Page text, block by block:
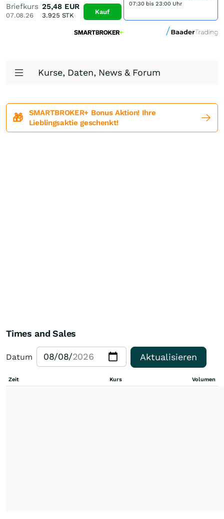
Briefkurs
07.08.26
25,48 EUR
3.925 STK Kauf
07:30 bis 23:00 Uhr
Kurse, Daten, News & Forum
🎁
SMARTBROKER+ Bonus Aktion! Ihre
Lieblingsaktie geschenkt!
Times and Sales
Datum Aktualisieren
Zeit Kurs Volumen